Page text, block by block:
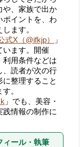
や、家族で出か
ポイントを、わ
ます。
式X（@ifkjp）
」
います。開催
利用条件などは
、読者が次の行
整理すること
。
」でも、美容・
情報の制作に
ィール・執筆